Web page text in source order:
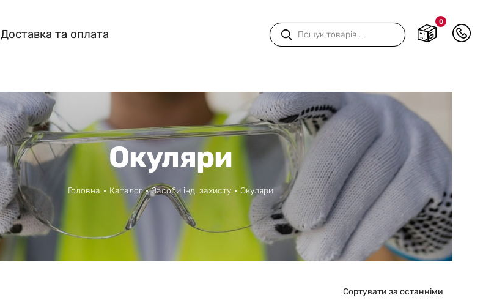
Доставка та оплата
Пошук
товарів
0
Окуляри
Головна Каталог Засоби інд. захисту Окуляри
Сортувати за останніми